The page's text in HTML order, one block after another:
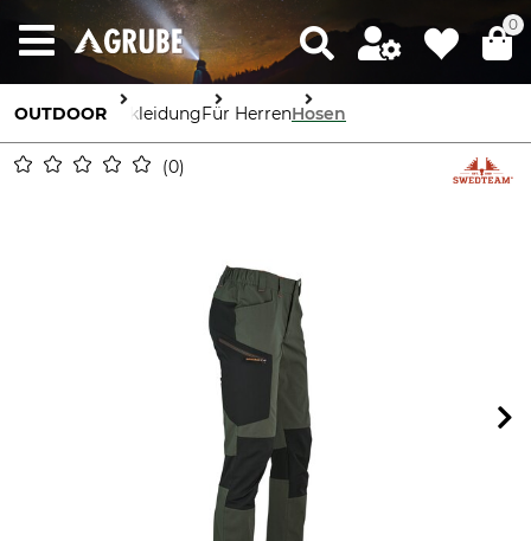
0
OUTDOOR BekleidungFür HerrenHosen
0